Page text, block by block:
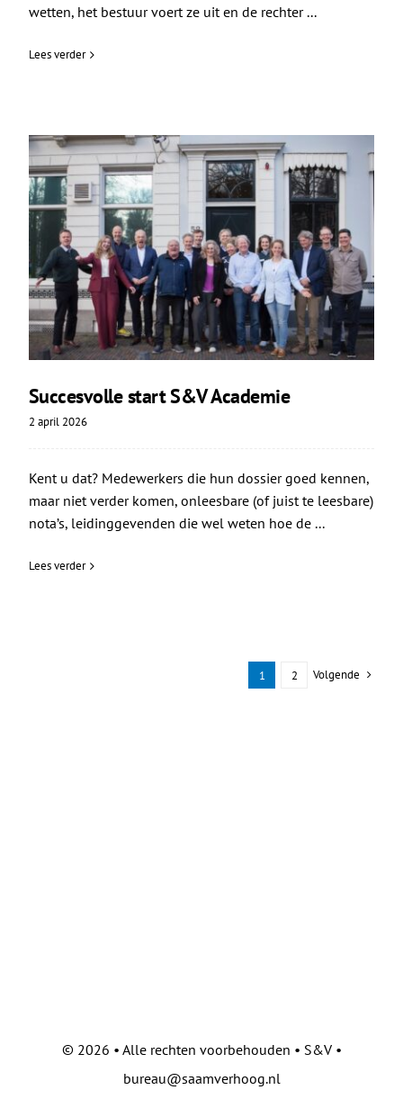
wetten, het bestuur voert ze uit en de rechter ...
Lees verder
Succesvolle start S&V Academie
2 april 2026
Kent u dat? Medewerkers die hun dossier goed kennen,
maar niet verder komen, onleesbare (of juist te leesbare)
nota’s, leidinggevenden die wel weten hoe de ...
Lees verder
1 2 Volgende
© 2026 • Alle rechten voorbehouden • S&V •
bureau@saamverhoog.nl